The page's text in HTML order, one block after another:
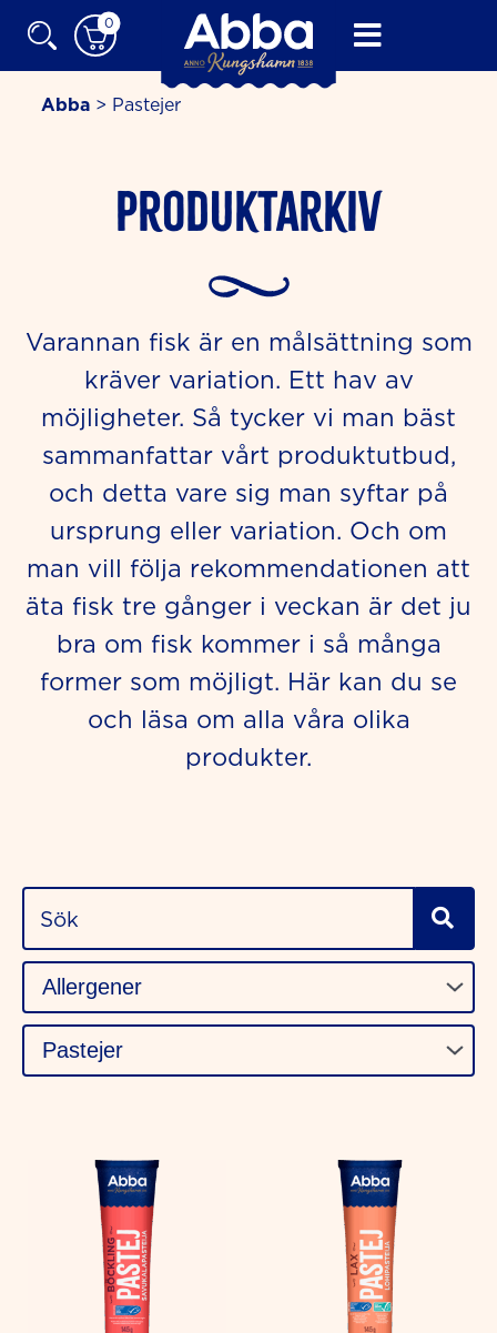
0
Abba> Pastejer
Produktarkiv
Varannan fisk är en målsättning som
kräver variation. Ett hav av
möjligheter. Så tycker vi man bäst
sammanfattar vårt produktutbud,
och detta vare sig man syftar på
ursprung eller variation. Och om
man vill följa rekommendationen att
äta fisk tre gånger i veckan är det ju
bra om fisk kommer i så många
former som möjligt. Här kan du se
och läsa om alla våra olika
produkter.